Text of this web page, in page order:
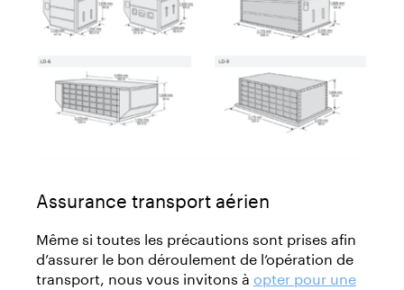
Assurance transport aérien
Même si toutes les précautions sont prises afin
d’assurer le bon déroulement de l’opération de
transport, nous vous invitons à opter pour une